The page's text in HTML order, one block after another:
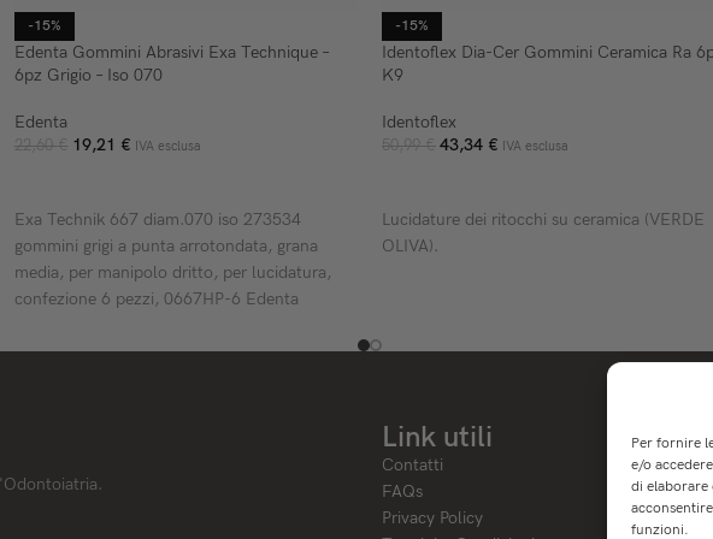
Per fornire
e/o
di elaborare
funzioni.
-15%
Edenta Gommini Abrasivi Exa Technique –
6pz Grigio – Iso 070
Edenta
22,60€ 19,21 € IVA esclusa
Exa Technik 667 diam.070 iso 273534
gommini grigi a punta arrotondata, grana
media, per manipolo dritto, per lucidatura,
confezione 6 pezzi, 0667HP-6 Edenta
-15%
Identoflex Dia-Cer Gommini Ceramica Ra
K9
Identoflex
50,99€ 43,34 € IVA esclusa
Lucidature dei ritocchi su ceramica (VERDE
OLIVA).
Link utili
Contatti
FAQs
Privacy Policy